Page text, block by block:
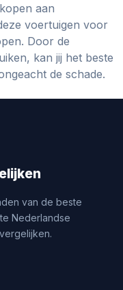
aan
voertuigen voor
Door de
kan jij het beste
de schade.
van de beste
Nederlandse